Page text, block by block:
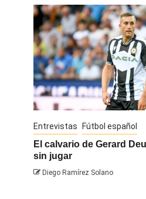
Entrevistas Fútbol español
El calvario de Gerard
sin jugar
Diego Ramírez Solano